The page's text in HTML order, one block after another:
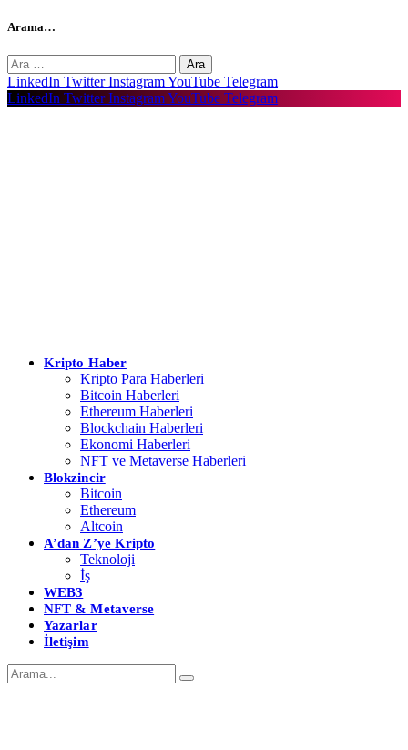
Arama…
Arama:
LinkedIn Twitter InstagramYouTube Telegram
LinkedIn Twitter InstagramYouTube Telegram
Kripto Haber
Kripto Para Haberleri
Bitcoin Haberleri
Ethereum Haberleri
Blockchain Haberleri
Ekonomi Haberleri
NFT ve Metaverse Haberleri
Blokzincir
Bitcoin
Ethereum
Altcoin
A’dan Z’ye Kripto
Teknoloji
İş
WEB3
NFT & Metaverse
Yazarlar
İletişim